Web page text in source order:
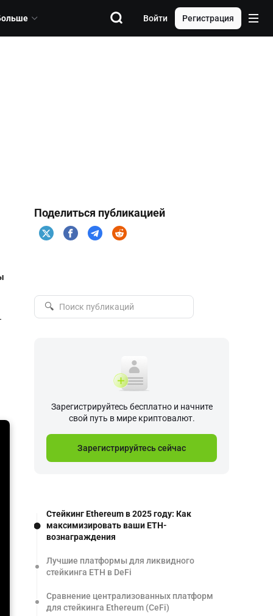
Войти Регистрация
Поделиться публикацией
🔍
Зарегистрируйтесь бесплатно и начните
свой путь в мире криптовалют.
Зарегистрируйтесь сейчас
Стейкинг Ethereum в 2025 году: Как
максимизировать ваши ETH-
вознаграждения
Лучшие платформы для ликвидного
стейкинга ETH в DeFi
Сравнение централизованных платформ
для стейкинга Ethereum (CeFi)